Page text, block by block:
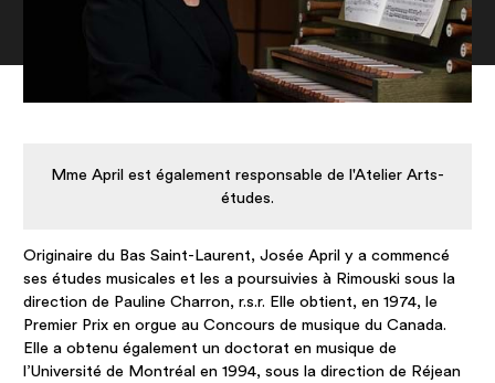
Mme April est également responsable de l'Atelier Arts-
études.
Originaire du Bas Saint-Laurent, Josée April y a commencé
ses études musicales et les a poursuivies à Rimouski sous la
direction de Pauline Charron, r.s.r. Elle obtient, en 1974, le
Premier Prix en orgue au Concours de musique du Canada.
Elle a obtenu également un doctorat en musique de
l’Université de Montréal en 1994, sous la direction de Réjean